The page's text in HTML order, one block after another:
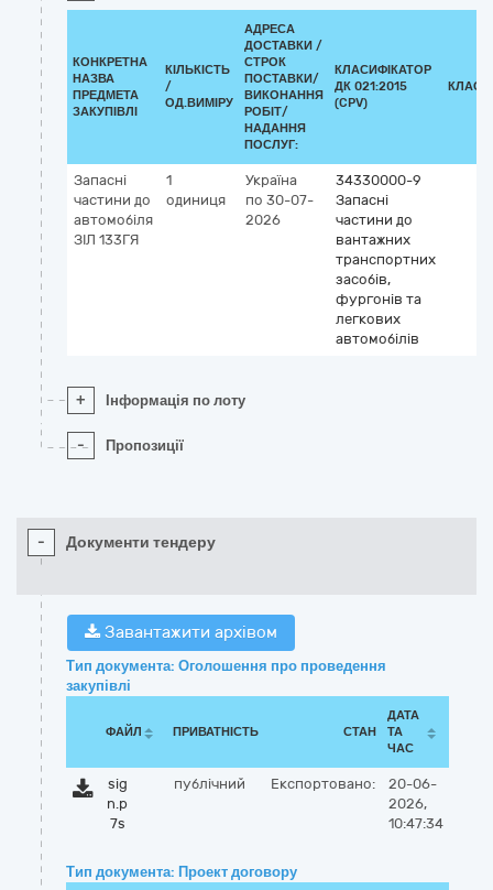
КОНКРЕТНА
НАЗВА
ПРЕДМЕТА
ЗАКУПІВЛІ
КІЛЬКІСТЬ
/
ОД.ВИМІРУ
АДРЕСА
ДОСТАВКИ /
СТРОК
ПОСТАВКИ/
ВИКОНАННЯ
РОБІТ/
НАДАННЯ
ПОСЛУГ:
КЛАСИФІКАТОР
ДК 021:2015
(CPV)
Запасні
частини до
автомобіля
ЗІЛ 133ГЯ
1
одиниця
Україна
по 30-07-
2026
34330000-9
Запасні
частини до
вантажних
транспортних
засобів,
фургонів та
легкових
автомобілів
+ Інформація по лоту
- Пропозиції
- Документи тендеру
Завантажити архівом
Тип документа: Оголошення про проведення
закупівлі
ФАЙЛ ПРИВАТНІСТЬ СТАН
ДАТА
ТА
ЧАС
sig
n.p
7s
публічний Експортовано:
20-06-
2026,
10:47:34
Тип документа: Проект договору